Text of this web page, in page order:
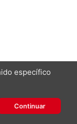
específico
Continuar